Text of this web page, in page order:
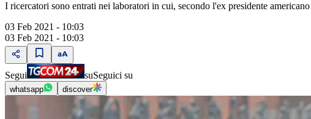
I ricercatori sono entrati nei laboratori in cui, secondo l'ex presidente
03 Feb 2021 - 10:03
03 Feb 2021 - 10:03
Segui suSeguici su
whatsapp discover